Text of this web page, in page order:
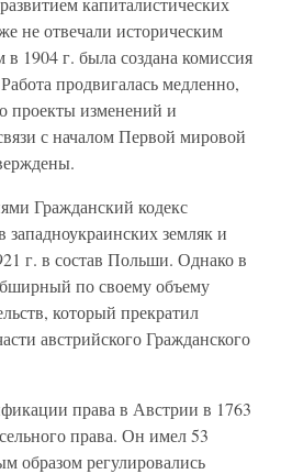
не отвечали историческим
1904 г. была создана комиссия
продвигалась медленно,
проекты изменений и
с началом Первой мировой
Гражданский кодекс
западноукраинских земляк и
г. в состав Польши. Однако в
по своему объему
который прекратил
австрийского Гражданского
права в Австрии в 1763
права. Он имел 53
образом регулировались